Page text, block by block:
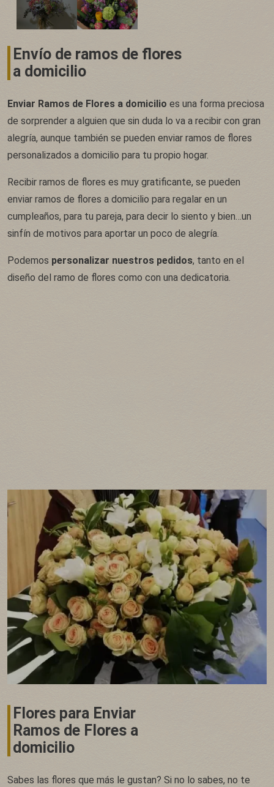
Envío de ramos de flores
a domicilio
Enviar Ramos de Flores a domicilio es una forma preciosa
de sorprender a alguien que sin duda lo va a recibir con gran
alegría, aunque también se pueden enviar ramos de flores
personalizados a domicilio para tu propio hogar.
Recibir ramos de flores es muy gratificante, se pueden
enviar ramos de flores a domicilio para regalar en un
cumpleaños, para tu pareja, para decir lo siento y bien…un
sinfín de motivos para aportar un poco de alegría.
Podemos personalizar nuestros pedidos, tanto en el
diseño del ramo de flores como con una dedicatoria.
Flores para Enviar
Ramos de Flores a
domicilio
Sabes las flores que más le gustan? Si no lo sabes, no te